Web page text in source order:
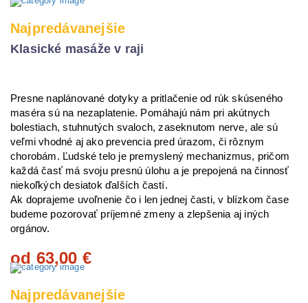
Najpredávanejšie
Klasické masáže v raji
Presne naplánované dotyky a pritlačenie od rúk skúseného
maséra sú na nezaplatenie. Pomáhajú nám pri akútnych
bolestiach, stuhnutých svaloch, zaseknutom nerve, ale sú
veľmi vhodné aj ako prevencia pred úrazom, či rôznym
chorobám. Ľudské telo je premyslený mechanizmus, pričom
každá časť má svoju presnú úlohu a je prepojená na činnosť
niekoľkých desiatok ďalších častí.
Ak doprajeme uvoľnenie čo i len jednej časti, v blízkom čase
budeme pozorovať príjemné zmeny a zlepšenia aj iných
orgánov.
od 63,00 €
Najpredávanejšie